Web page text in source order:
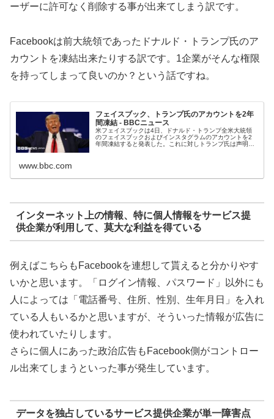
ーザーに許可なく削除する事が出来てしまう訳です。
Facebookは前大統領であったドナルド・トランプ氏のア
カウントを凍結出来たりする訳です。1企業がそんな権限
を持ってしまって良いのか？という話ですね。
フェイスブック、トランプ氏のアカウントを2年
間凍結 - BBCニュース
米フェイスブックは4日、ドナルド・トランプ全米大統領
のフェイスブックおよびインスタグラムのアカウントを2
年間凍結すると発表した。これに対しトランプ氏は声明
www.bbc.com
インターネット上の情報、特に個人情報をサービス提
供企業が利用して、莫大な利益を得ている
例えばこちらもFacebookを連想して貰えると分かりやす
いかと思います。「ログイン情報、パスワード」以外にも
人によっては「電話番号、住所、性別、生年月日」を入れ
ている人もいるかと思いますが、そういった情報が広告に
使われていたりします。
さらに個人にあった政治広告もFacebook側がコントロー
ル出来てしまうといった事が発生しています。
データを独占しているサービス提供企業が単一障害点